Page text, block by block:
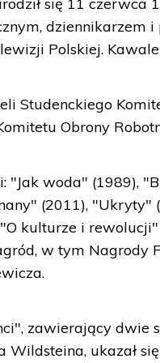
dziennikarzem
Polskiej.
Studenckiego
Obrony
"Jak woda" (1989),
(2011),
kulturze i
w tym Nagrody
zawierający dwie
ukazał